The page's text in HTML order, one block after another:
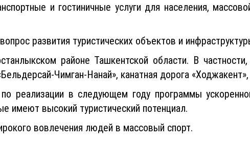
конца 2021 года льгот и преференций,
и гостиничные услуги для населения, массовой
развития туристических объектов и
районе Ташкентской области. В
Чимган-Нанай», канатная дорога
реализации в следующем году программы
имеют высокий туристический потенциал.